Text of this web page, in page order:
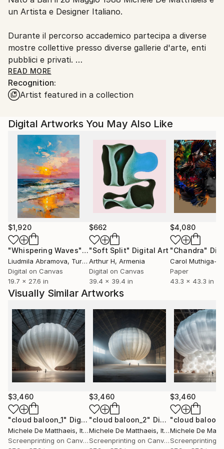
Customs:
country's regulations for exporting valuable
artworks.
un Artista e Designer Italiano.
Durante il percorso accademico partecipa a diverse
mostre collettive presso diverse gallerie d'arte, enti
pubblici e privati.
Dal 2009 inizia le sue ricerche sul mondo
microscopico, tema di grande ispirazione ancora
Nel 2010 si trasferisce a Milano dove studia Product
Design presso lo IED.
Durante gli studi si concentra sulla ricerca di varie
forme di espressione e tecniche artistiche innovative.
Finiti gli studi nel 2013 inizia a collaborare in diversi
studi di architettura e aziende di design portando
avanti la produzione di opere d'arte tra scultura,
stampe d'arte e dipinti.
​
Installazioni, interventi ambientali, performance,
sculture, fotografie e qualsiasi altro tipo di
espressione può cambiare il modo di vedere le cose;
Si può mescolare il modo tradizionale, "normale" di
vedere il mondo, con una rappresentazione più
astratta, asettica e precisa.
Forme che galleggiano nello spazio evocano
sensazioni fuori dal tempo, ma chiare e ben definite in
un dato luogo.
Forme di un altro tipo, di un altro mondo, che mirano
ad ampliare la percezione tipica e quotidiana, ad
aprire nuovi confini; i confini della libera
READ MORE
Recognition:
Artist featured in a collection
Digital Artworks You May Also Like
$1,920
"Whispering Waves"Digital Art
Liudmila Abramova, Turkey
Digital on Canvas
19.7 x 27.6 in
$662
"Soft Split" Digital Art
Arthur H, Armenia
Digital on Canvas
39.4 x 39.4 in
$4,080
"Chandra"
Paper
43.3 x 43.3 in
Visually Similar Artworks
$3,460
"cloud baloon_1" Digital Art
Michele De Matthaeis, Italy
Screenprinting on Canvas
$3,460
"cloud baloon_2" Digital Art
Michele De Matthaeis, Italy
Screenprinting on Canvas
$3,460
"cloud
Michele De